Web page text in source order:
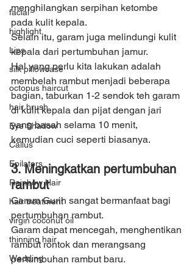
facial
highlight
Lips
silk pillowcase
octopus haircut
hair brush
Eye Shadow
Callus
Epilators
Rainbow Hair
hair treatment
virgin coconut oil
thinning hair
Wedding
menghilangkan serpihan ketombe
pada kulit kepala.
Selain itu, garam juga melindungi kulit
kepala dari pertumbuhan jamur.
Hal yang perlu kita lakukan adalah
membelah rambut menjadi beberapa
bagian, taburkan 1-2 sendok teh garam
di kulit kepala dan pijat dengan jari
yang basah selama 10 menit,
kemudian cuci seperti biasanya.
3. Meningkatkan pertumbuhan
rambut
Garam Gurih sangat bermanfaat bagi
pertumbuhan rambut.
Garam dapat mencegah, menghentikan
rambut rontok dan merangsang
pertumbuhan rambut baru.